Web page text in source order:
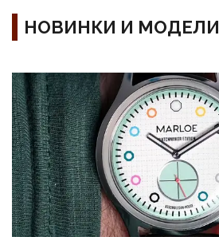
НОВИНКИ И МОДЕЛИ
Материалы